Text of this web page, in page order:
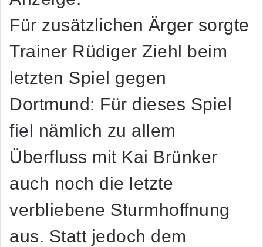
Für zusätzlichen Ärger sorgte
Trainer Rüdiger Ziehl beim
letzten Spiel gegen
Dortmund: Für dieses Spiel
fiel nämlich zu allem
Überfluss mit Kai Brünker
auch noch die letzte
verbliebene Sturmhoffnung
aus. Statt jedoch dem